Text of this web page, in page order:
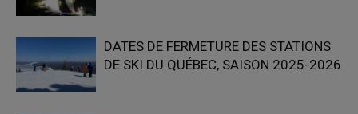
DATES DE FERMETURE DES STATIONS
DE SKI DU QUÉBEC, SAISON 2025-2026